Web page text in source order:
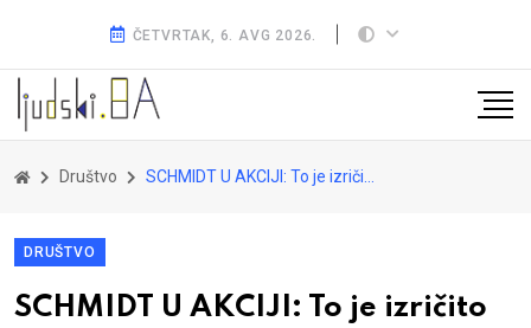
ČETVRTAK, 6. AVG 2026.
Društvo SCHMIDT U AKCIJI: To je izričito zabranjeno
DRUŠTVO
SCHMIDT U AKCIJI: To je izričito